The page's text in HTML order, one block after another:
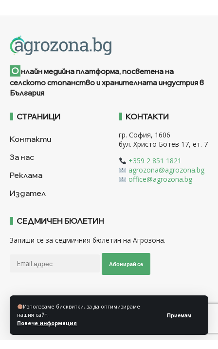
Използваме бисквитки, за да оптимизираме
нашия сайт.
Повече информация
Приемам
О нлайн медийна платформа, посветена на
селското стопанство и хранителната индустрия в
България
СТРАНИЦИ
Контакти
За нас
Реклама
Издател
КОНТАКТИ
гр. София, 1606
бул. Христо Ботев 17, ет. 7
+359 2 851 1821
agrozona@agrozona.bg
office@agrozona.bg
СЕДМИЧЕН БЮЛЕТИН
Запиши се за седмичния бюлетин на Агрозона.
Абонирай се
Последвайте ни